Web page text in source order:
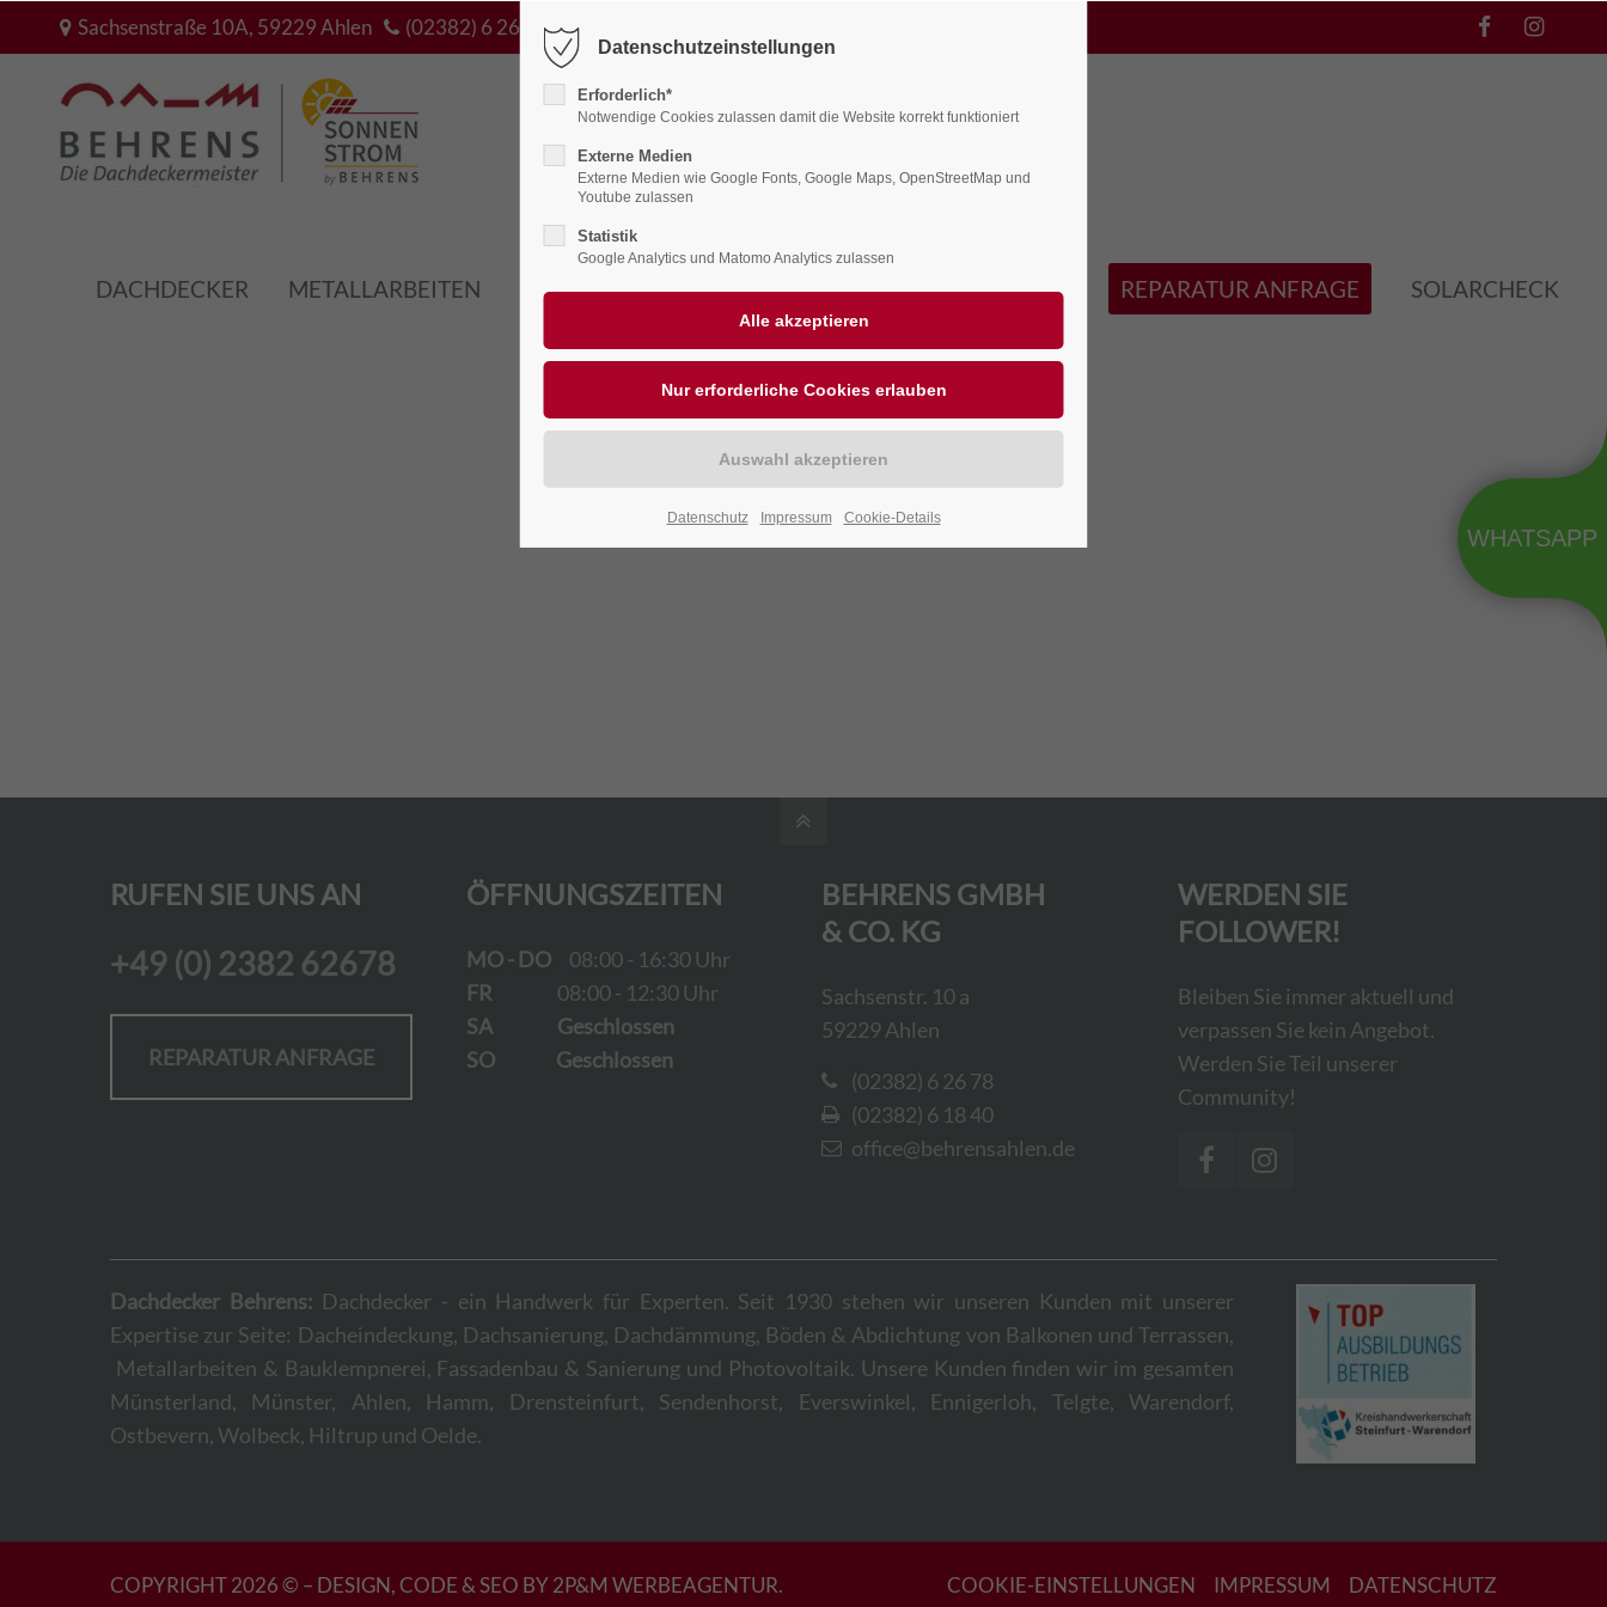
existiert leider nicht.
Der Eintrag "offcanvas-col2"
existiert leider nicht.
Sachsenstraße 10A, 59229 Ahlen (02382) 6 26 78
DACHDECKER METALLARBEITEN BALKONE PHOTOVOLTAIK JOBS BEHRENS REPARATUR ANFRAGE SOLARCHECK
WHATSAPP
RUFEN SIE UNS AN
+49 (0) 2382 62678
REPARATUR ANFRAGE
ÖFFNUNGSZEITEN
MO - DO
08:00 - 16:30 Uhr
FR
08:00 - 12:30 Uhr
SA
Geschlossen
SO
Geschlossen
BEHRENS GMBH
& CO. KG
Sachsenstr. 10 a
59229 Ahlen
(02382) 6 26 78
(02382) 6 18 40
office@behrensahlen.de
WERDEN SIE
FOLLOWER!
Bleiben Sie immer aktuell und
verpassen Sie kein Angebot.
Werden Sie Teil unserer
Community!
Dachdecker Behrens: Dachdecker - ein Handwerk für Experten. Seit 1930 stehen wir unseren Kunden mit unserer
Expertise zur Seite: Dacheindeckung, Dachsanierung, Dachdämmung, Böden & Abdichtung von Balkonen und Terrassen,
Metallarbeiten & Bauklempnerei, Fassadenbau & Sanierung und Photovoltaik. Unsere Kunden finden wir im gesamten
Münsterland, Münster, Ahlen, Hamm, Drensteinfurt, Sendenhorst, Everswinkel, Ennigerloh, Telgte, Warendorf,
Ostbevern, Wolbeck, Hiltrup und Oelde.
COPYRIGHT 2026 © – DESIGN, CODE & SEO BY2P&M WERBEAGENTUR. COOKIE-EINSTELLUNGEN IMPRESSUM DATENSCHUTZ
Datenschutzeinstellungen
Erforderlich*
Notwendige Cookies zulassen damit die Website korrekt funktioniert
Externe Medien
Externe Medien wie Google Fonts, Google Maps, OpenStreetMap und
Youtube zulassen
Statistik
Google Analytics und Matomo Analytics zulassen
Datenschutz Impressum Cookie-Details